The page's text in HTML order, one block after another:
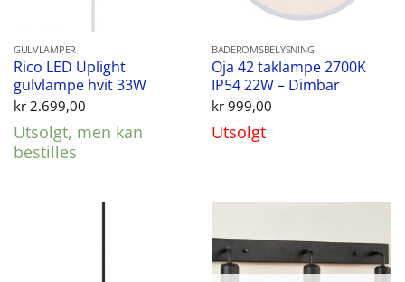
GULVLAMPER
Rico LED Uplight
gulvlampe hvit 33W
kr2.699,00
Utsolgt, men kan
bestilles
BADEROMSBELYSNING
Oja 42 taklampe 2700K
IP54 22W – Dimbar
kr999,00
Utsolgt